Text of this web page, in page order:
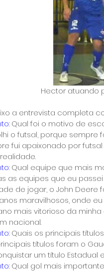
Hector atuando
a entrevista completa
Qual foi o motivo de
o futsal, porque
fui apaixonado por
Qual equipe que mais
as equipes que eu
de jogar, o John Deere
maravilhosos, onde
mais vitorioso da
nacional.
Quais os principais
títulos foram o
um título Estadual
Qual gol mais